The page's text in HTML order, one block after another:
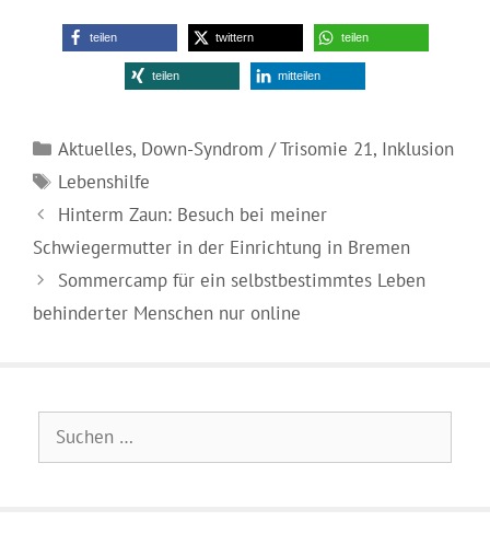
teilen twittern teilen
teilen mitteilen
Kategorien
Aktuelles, Down-Syndrom / Trisomie 21, Inklusion
Schlagwörter
Lebenshilfe
Hinterm Zaun: Besuch bei meiner
Schwiegermutter in der Einrichtung in Bremen
Sommercamp für ein selbstbestimmtes Leben
behinderter Menschen nur online
nach: